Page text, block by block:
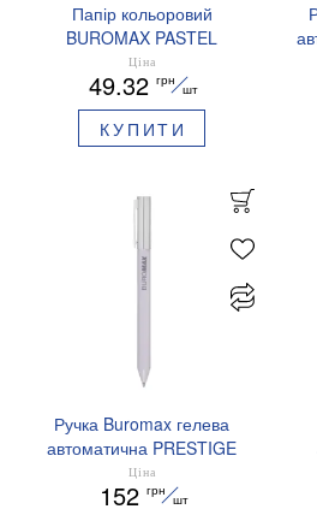
Папір кольоровий
BUROMAX PASTEL
EUROMAX 20 арк А4 80 г/
мс BM.2721220E-08
Ціна
49.32 грн
шт
КУПИТИ
Ручка Buromax гелева
автоматична PRESTIGE
SILVER 0,5 мм сині
чорнила BM.83102
Ціна
152 грн
шт